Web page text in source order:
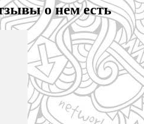
о нем есть